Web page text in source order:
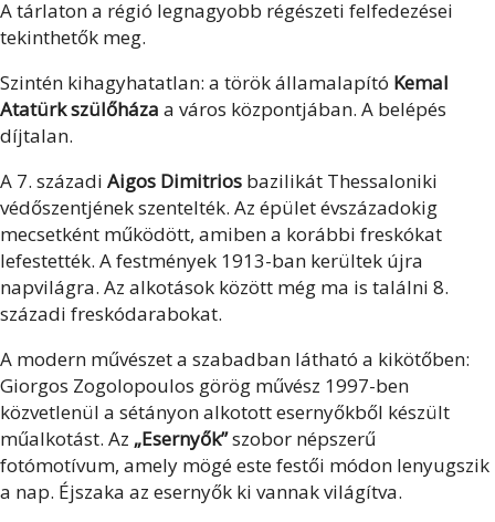
A tárlaton a régió legnagyobb régészeti felfedezései
tekinthetők meg.
Szintén kihagyhatatlan: a török államalapító Kemal
Atatürk szülőháza a város központjában. A belépés
díjtalan.
A 7. századi Aigos Dimitrios bazilikát Thessaloniki
védőszentjének szentelték. Az épület évszázadokig
mecsetként működött, amiben a korábbi freskókat
lefestették. A festmények 1913-ban kerültek újra
napvilágra. Az alkotások között még ma is találni 8.
századi freskódarabokat.
A modern művészet a szabadban látható a kikötőben:
Giorgos Zogolopoulos görög művész 1997-ben
közvetlenül a sétányon alkotott esernyőkből készült
műalkotást. Az „Esernyők”szobor népszerű
fotómotívum, amely mögé este festői módon lenyugszik
a nap. Éjszaka az esernyők ki vannak világítva.